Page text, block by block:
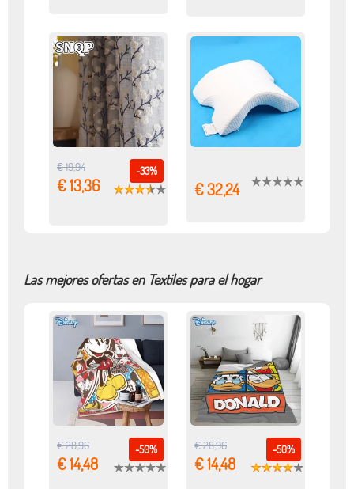
-33%
€ 19,94
€ 13,36 € 32,24
Las mejores ofertas en Textiles para el hogar
-50%
€ 28,96
€ 14,48
-50%
€ 28,96
€ 14,48